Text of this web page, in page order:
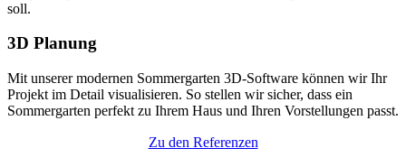
soll.
3D Planung
Mit unserer modernen Sommergarten 3D-Software können wir Ihr
Projekt im Detail visualisieren. So stellen wir sicher, dass ein
Sommergarten perfekt zu Ihrem Haus und Ihren Vorstellungen passt.
Zu den Referenzen